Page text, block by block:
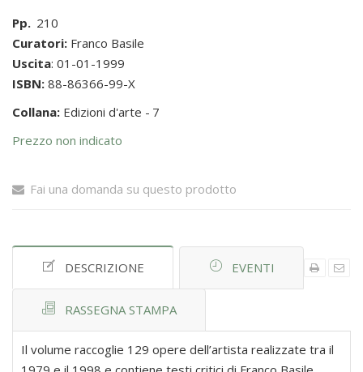
Pp. 210
Curatori: Franco Basile
Uscita: 01-01-1999
ISBN: 88-86366-99-X
Collana: Edizioni d'arte - 7
Prezzo non indicato
Fai una domanda su questo prodotto
DESCRIZIONE EVENTI
RASSEGNA STAMPA
Il volume raccoglie 129 opere dell’artista realizzate tra il